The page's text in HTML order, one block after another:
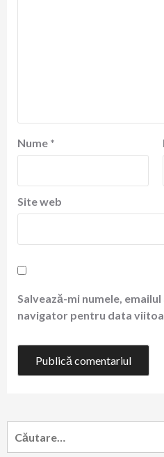
Nume *
Site web
Salvează-mi numele,
navigator pentru data
după: